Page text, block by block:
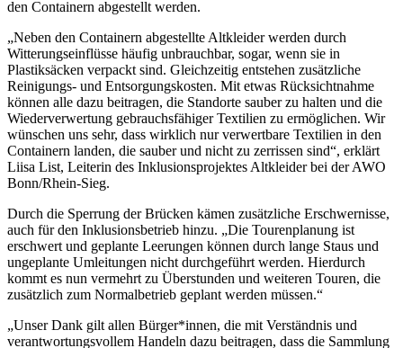
den Containern abgestellt werden.
„Neben den Containern abgestellte Altkleider werden durch
Witterungseinflüsse häufig unbrauchbar, sogar, wenn sie in
Plastiksäcken verpackt sind. Gleichzeitig entstehen zusätzliche
Reinigungs- und Entsorgungskosten. Mit etwas Rücksichtnahme
können alle dazu beitragen, die Standorte sauber zu halten und die
Wiederverwertung gebrauchsfähiger Textilien zu ermöglichen. Wir
wünschen uns sehr, dass wirklich nur verwertbare Textilien in den
Containern landen, die sauber und nicht zu zerrissen sind“, erklärt
Liisa List, Leiterin des Inklusionsprojektes Altkleider bei der AWO
Bonn/Rhein-Sieg.
Durch die Sperrung der Brücken kämen zusätzliche Erschwernisse,
auch für den Inklusionsbetrieb hinzu. „Die Tourenplanung ist
erschwert und geplante Leerungen können durch lange Staus und
ungeplante Umleitungen nicht durchgeführt werden. Hierdurch
kommt es nun vermehrt zu Überstunden und weiteren Touren, die
zusätzlich zum Normalbetrieb geplant werden müssen.“
„Unser Dank gilt allen Bürger*innen, die mit Verständnis und
verantwortungsvollem Handeln dazu beitragen, dass die Sammlung